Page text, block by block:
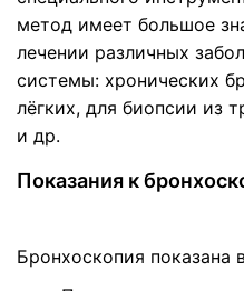
метод имеет большое
лечении различных
системы: хронических
лёгких, для биопсии из
и др.
Показания к
Бронхоскопия показана